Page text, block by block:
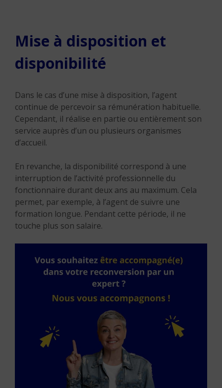
Mise à disposition et
disponibilité
Dans le cas d’une mise à disposition, l’agent
continue de percevoir sa rémunération habituelle.
Cependant, il réalise en partie ou entièrement son
service auprès d’un ou plusieurs organismes
d’accueil.
En revanche, la disponibilité correspond à une
interruption de l’activité professionnelle du
fonctionnaire durant deux ans au maximum. Cela
permet, par exemple, à l’agent de suivre une
formation longue. Pendant cette période, il ne
touche plus son salaire.